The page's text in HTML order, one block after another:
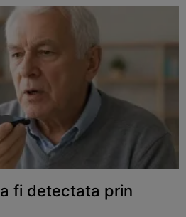
fi detectata prin